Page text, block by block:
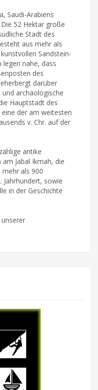
Saudi-Arabiens
52 Hektar große
Stadt des
aus mehr als
Sandstein-
legen nahe, dass
des
darüber
archäologische
Hauptstadt des
der am weitesten
v. Chr. auf der
antike
Jabal Ikmah, die
als 900
Jahrhundert, sowie
in der Geschichte